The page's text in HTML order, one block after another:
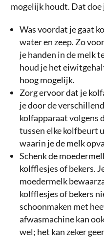
mogelijk houdt. Dat doe
Was voordat je gaat
water en zeep. Zo
je handen in de melk
houd je het
hoog mogelijk.
Zorg ervoor dat je
je door de
kolfapparaat volgens
tussen elke kolfbeurt
waarin je de melk
Schenk de
kolfflesjes of bekers.
moedermelk
kolfflesjes of bekers
schoonmaken met
afwasmachine kan
wel; het kan zeker